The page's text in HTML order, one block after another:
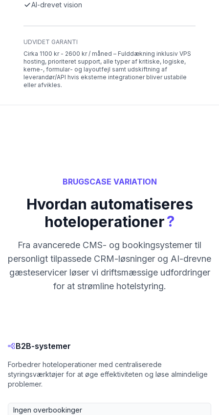
AI-drevet vision
UDVIDET GARANTI
Cirka 1100 kr - 2600 kr / måned – Fulddækning inklusiv VPS
hosting, prioriteret support, alle typer af kritiske, logiske,
kerne-, formular- og layoutfejl samt udskiftning af
leverandør/API hvis eksterne integrationer bliver ustabile
eller afvikles.
BRUGSCASE VARIATION
Hvordan automatiseres
hoteloperationer?
Fra avancerede CMS- og bookingsystemer til
personligt tilpassede CRM-løsninger og AI-drevne
gæsteservicer løser vi driftsmæssige udfordringer
for at strømline hotelstyring.
B2B-systemer
Forbedrer hoteloperationer med centraliserede
styringsværktøjer for at øge effektiviteten og løse almindelige
problemer.
Ingen overbookinger